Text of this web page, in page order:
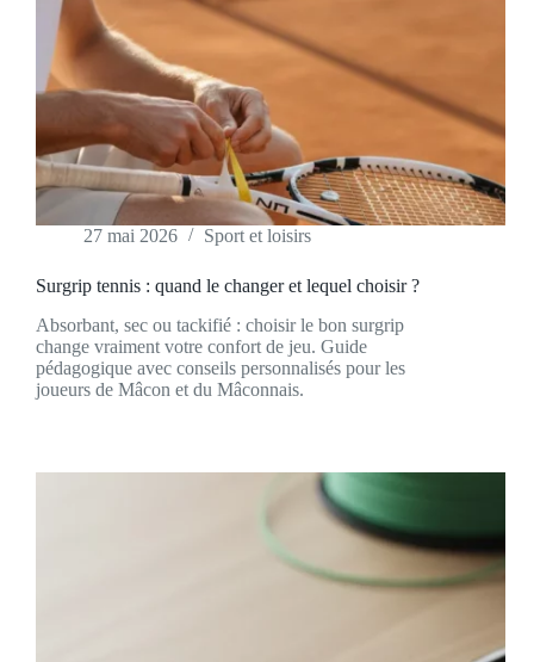
27 mai 2026 Sport et loisirs
Surgrip tennis : quand le changer et lequel choisir ?
Absorbant, sec ou tackifié : choisir le bon surgrip
change vraiment votre confort de jeu. Guide
pédagogique avec conseils personnalisés pour les
joueurs de Mâcon et du Mâconnais.